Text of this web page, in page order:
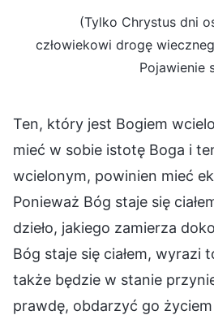
(Tylko Chrystus dni
człowiekowi drogę
Pojawienie
Ten, który jest Bogiem
mieć w sobie istotę Boga i
wcielonym, powinien mieć
Ponieważ Bóg staje się
dzieło, jakiego zamierza
Bóg staje się ciałem, wyrazi
także będzie w stanie
prawdę, obdarzyć go